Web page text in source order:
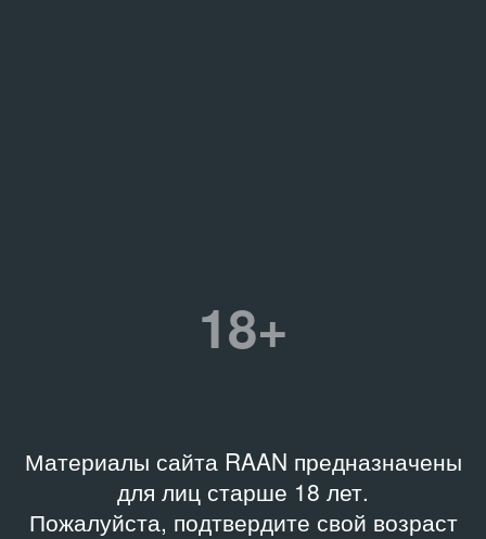
18+
Материалы сайта RAAN предназначены
для лиц старше 18 лет.
Пожалуйста, подтвердите свой возраст